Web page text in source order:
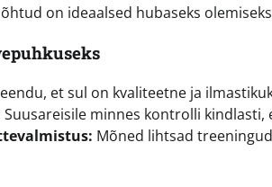
on ideaalsed hubaseks
et sul on kvaliteetne ja
Suusareisile minnes kontrolli
Mõned lihtsad